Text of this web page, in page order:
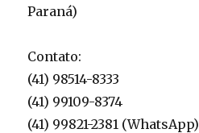
Paraná)
Contato:
(41) 98514-8333
(41) 99109-8374
(41) 99821-2381 (WhatsApp)